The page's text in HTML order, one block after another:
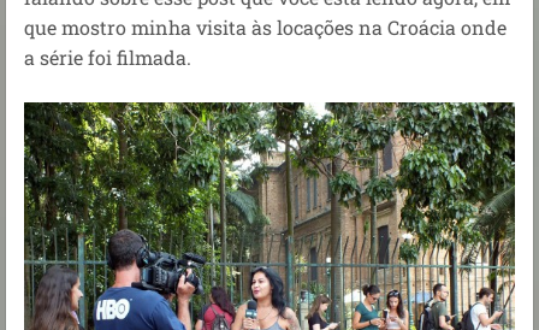
que mostro minha visita às locações na Croácia onde
a série foi filmada.